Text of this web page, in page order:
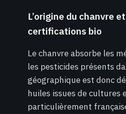
L’origine du chanvre
certifications bio
Le chanvre absorbe les
les pesticides présents
géographique est donc
huiles issues de cultures
particulièrement